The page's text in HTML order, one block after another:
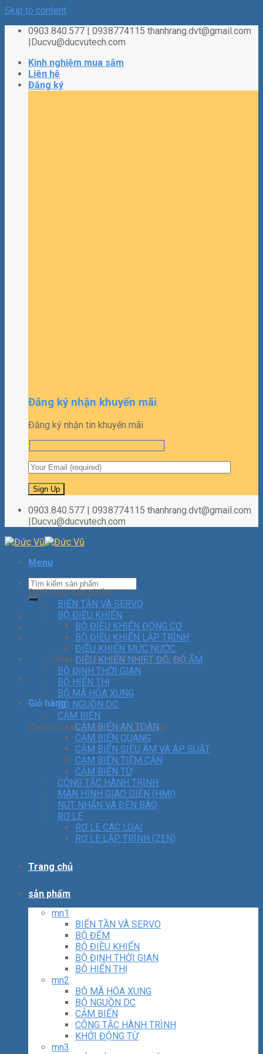
Skip to content
0903.840.577 | 0938774115 thanhrang.dvt@gmail.com
|Ducvu@ducvutech.com
Kinh nghiệm mua sắm
Liên hệ
Đăng ký
Đăng ký nhận khuyến mãi
Đăng ký nhận tin khuyến mãi
0903.840.577 | 0938774115 thanhrang.dvt@gmail.com
|Ducvu@ducvutech.com
Menu
Chưa có sản phẩm trong giỏ hàng.
Giỏ hàng
Chưa có sản phẩm trong giỏ hàng.
Danh mục sản phẩm
BIẾN TẦN VÀ SERVO
BỘ ĐIỀU KHIỂN
BỘ ĐIỀU KHIỂN ĐỘNG CƠ
BỘ ĐIỀU KHIỂN LẬP TRÌNH
ĐIỀU KHIỂN MỨC NƯỚC
ĐIỀU KHIỂN NHIỆT ĐỘ, ĐỘ ẨM
BỘ ĐỊNH THỜI GIAN
BỘ HIỂN THỊ
BỘ MÃ HÓA XUNG
BỘ NGUỒN DC
CẢM BIẾN
CẢM BIẾN AN TOÀN
CẢM BIẾN QUANG
CẢM BIẾN SIÊU ÂM VÀ ÁP SUẤT
CẢM BIẾN TIỆM CẬN
CẢM BIẾN TỪ
CÔNG TẮC HÀNH TRÌNH
MÀN HÌNH GIAO DIỆN (HMI)
NÚT NHẤN VÀ ĐÈN BÁO
RƠ LE
RƠ LE CÁC LOẠI
RƠ LE LẬP TRÌNH (ZEN)
Trang chủ
sản phẩm
mn1
BIẾN TẦN VÀ SERVO
BỘ ĐẾM
BỘ ĐIỀU KHIỂN
BỘ ĐỊNH THỜI GIAN
BỘ HIỂN THỊ
mn2
BỘ MÃ HÓA XUNG
BỘ NGUỒN DC
CẢM BIẾN
CÔNG TẮC HÀNH TRÌNH
KHỞI ĐỘNG TỪ
mn3